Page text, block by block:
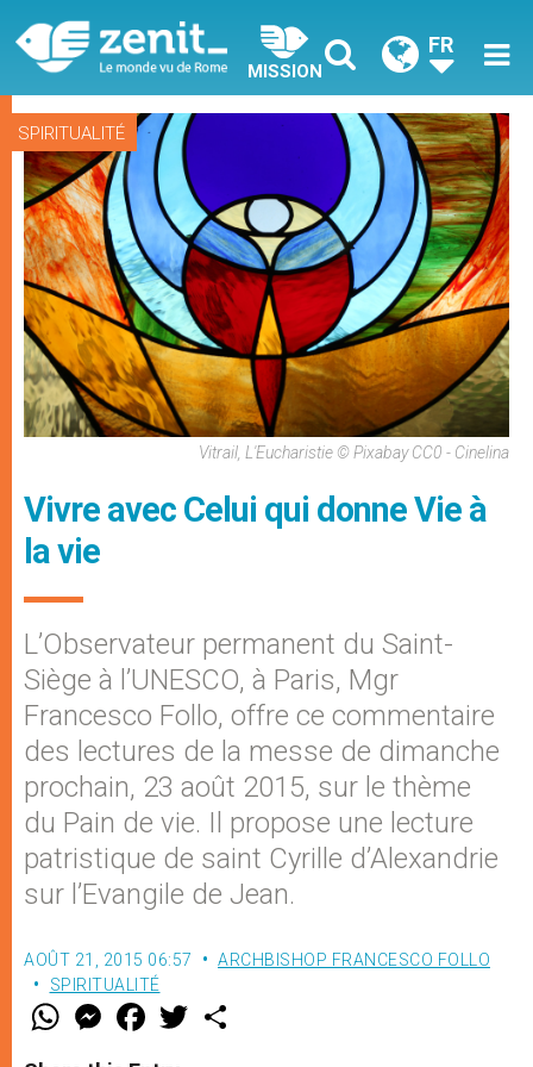
MISSION
FR
SPIRITUALITÉ
Vitrail, L'Eucharistie © Pixabay CC0 - Cinelina
Vivre avec Celui qui donne Vie à
la vie
L’Observateur permanent du Saint-
Siège à l’UNESCO, à Paris, Mgr
Francesco Follo, offre ce commentaire
des lectures de la messe de dimanche
prochain, 23 août 2015, sur le thème
du Pain de vie. Il propose une lecture
patristique de saint Cyrille d’Alexandrie
sur l’Evangile de Jean.
AOÛT 21, 2015 06:57
ARCHBISHOP FRANCESCO FOLLO
SPIRITUALITÉ
W M
e
F
a w